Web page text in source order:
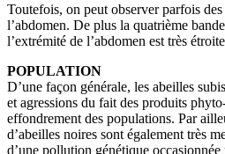
Toutefois, on peut observer parfois
l’abdomen. De plus la quatrième
l’extrémité de l’abdomen est très
POPULATION
D’une façon générale, les abeilles
et agressions du fait des produits
effondrement des populations. Par
d’abeilles noires sont également très
d’une pollution génétique